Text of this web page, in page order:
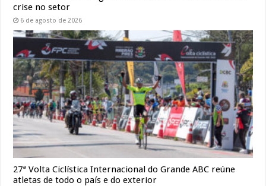
crise no setor
6 de agosto de 2026
27ª Volta Ciclística Internacional do Grande ABC reúne
atletas de todo o país e do exterior